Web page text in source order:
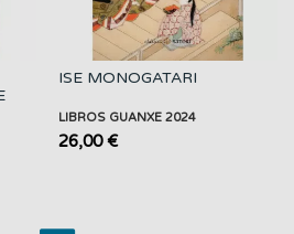
ISE MONOGATARI
LIBROS GUANXE 2024
26,00 €